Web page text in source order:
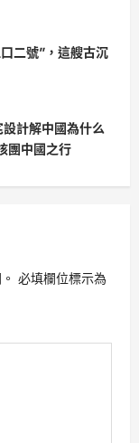
二號”，這艘古沉
計解中國為什么
團中國之行
必填欄位標示為